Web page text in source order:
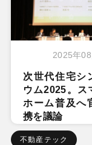
2025年
次世代住宅シ
ウム2025。ス
ホーム普及へ
携を議論
不動産テック